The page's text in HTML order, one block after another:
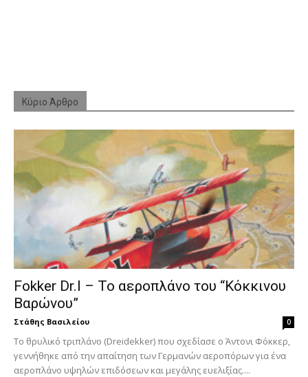
Κύριο Άρθρο
Fokker Dr.I – To αεροπλάνο του “Κόκκινου
Βαρώνου”
Στάθης Βασιλείου - 0
Tο θρυλικό τριπλάνο (Dreidekker) που σχεδίασε ο Άντονι Φόκκερ,
γεννήθηκε από την απαίτηση των Γερμανών αεροπόρων για ένα
αεροπλάνο υψηλών επιδόσεων και μεγάλης ευελιξίας....